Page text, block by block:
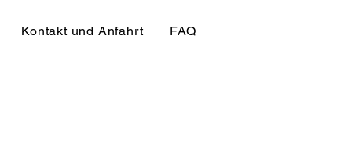
Kontakt und Anfahrt FAQ